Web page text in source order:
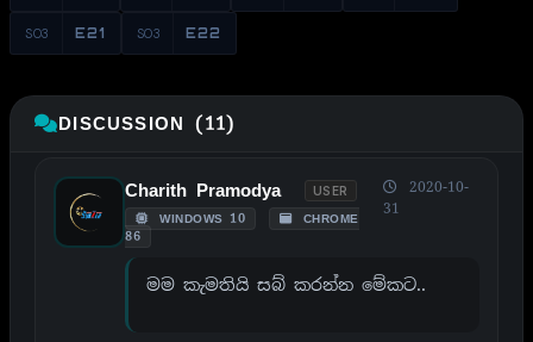
S03 E21 S03 E22
DISCUSSION (11)
Charith Pramodya USER
WINDOWS 10
CHROME
86
2020-10-
31
මම කැමතියි සබ් කරන්න මේකට..